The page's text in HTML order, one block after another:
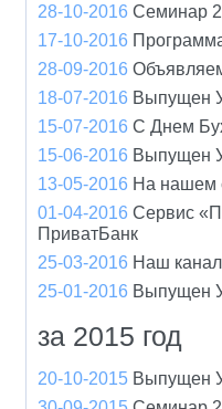
28-10-2016 Семинар
17-10-2016
28-09-2016
18-07-2016 Выпущен
15-07-2016 С Днем
15-06-2016 Выпущен
13-05-2016 На нашем
01-04-2016 Сервис
ПриватБанк
25-03-2016 Наш
25-01-2016 Выпущен
за 2015 год
20-10-2015 Выпущен